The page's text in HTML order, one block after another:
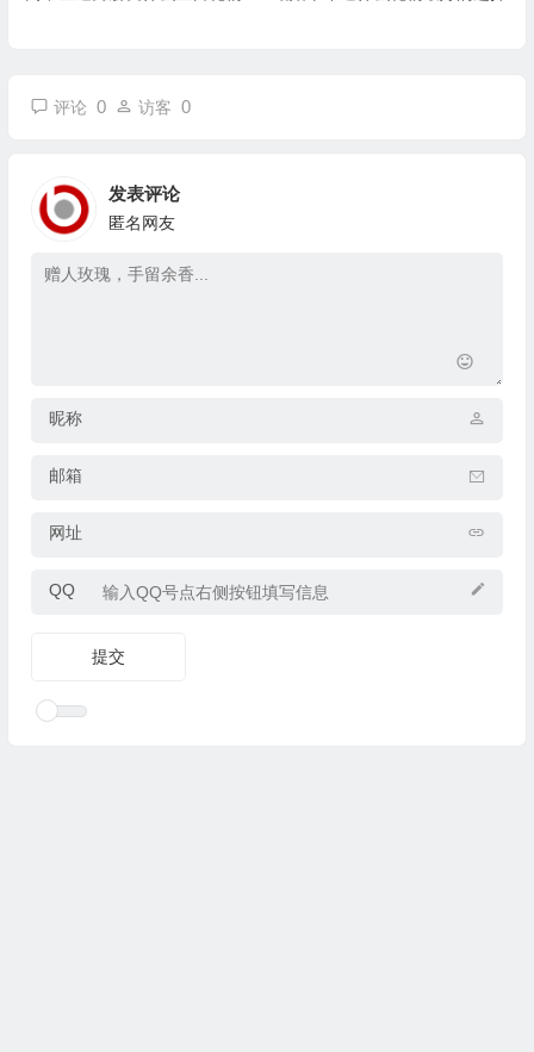
评论 0 访客 0
发表评论
匿名网友
昵称
邮箱
网址
QQ